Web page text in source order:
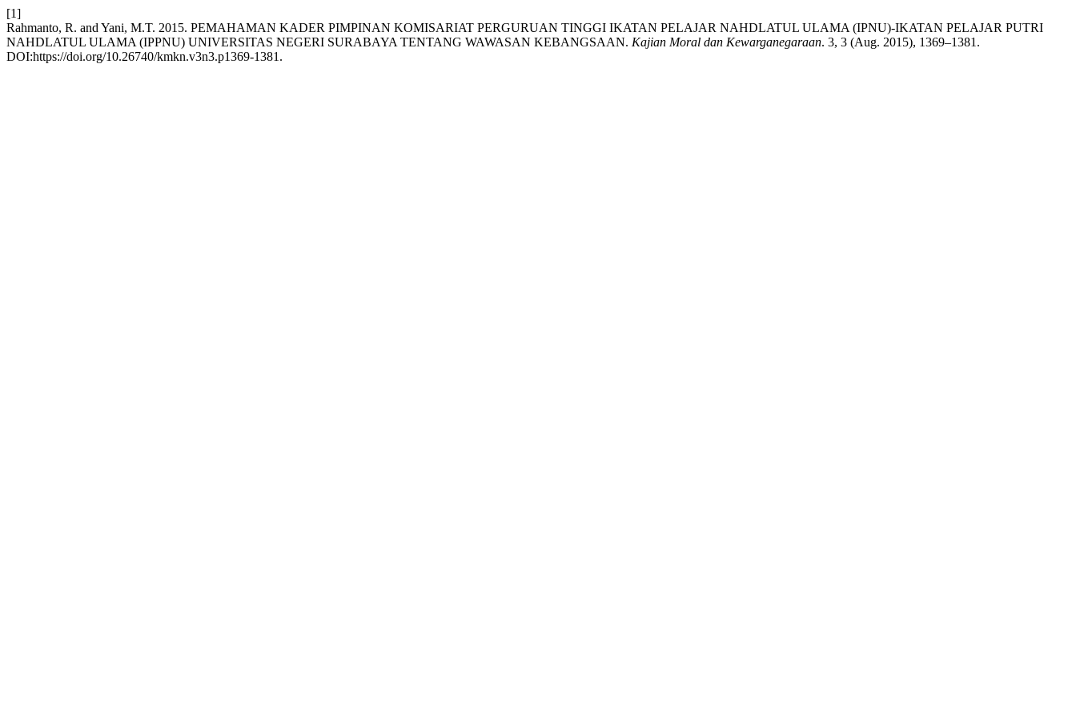
[1]
Rahmanto, R. and Yani, M.T. 2015. PEMAHAMAN KADER PIMPINAN KOMISARIAT PERGURUAN TINGGI IKATAN PELAJAR NAHDLATUL ULAMA (IPNU)-IKATAN PELAJAR PUTRI
NAHDLATUL ULAMA (IPPNU) UNIVERSITAS NEGERI SURABAYA TENTANG WAWASAN KEBANGSAAN. Kajian Moral dan Kewarganegaraan. 3, 3 (Aug. 2015), 1369–1381.
DOI:https://doi.org/10.26740/kmkn.v3n3.p1369-1381.